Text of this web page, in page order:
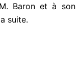
Baron et à son
suite.